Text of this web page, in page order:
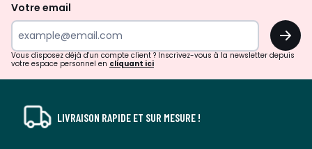
surprises?
Votre email
OK
Vous disposez déjà d'un compte client ? Inscrivez-vous à la newsletter depuis
votre espace personnel en cliquant ici
LIVRAISON RAPIDE ET SUR MESURE !